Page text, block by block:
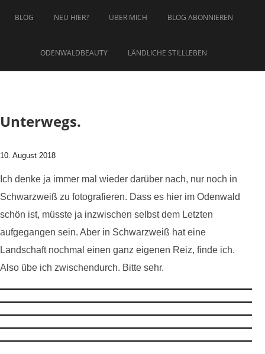
BLOG
NEU HIER? ÜBER MICH BLOG ABONNIEREN
ODENWALDBEAUTY LÄNDLICHE STILLLEBEN
Unterwegs.
10. August 2018
Ich denke ja immer mal wieder darüber nach, nur noch in
Schwarzweiß zu fotografieren. Dass es hier im Odenwald
schön ist, müsste ja inzwischen selbst dem Letzten
aufgegangen sein. Aber in Schwarzweiß hat eine
Landschaft nochmal einen ganz eigenen Reiz, finde ich.
Also übe ich zwischendurch. Bitte sehr.